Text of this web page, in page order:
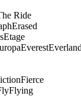
Ride
Erased
Etage
Everest
Fierce
Flying